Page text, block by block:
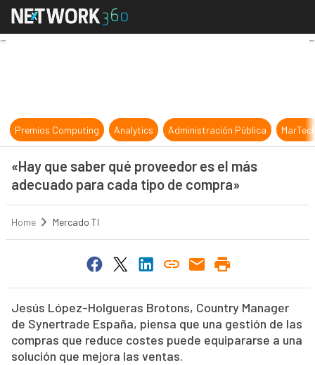
«Hay que saber qué proveedor es
Premios Computing Analytics Administración Pública
«Hay que saber qué proveedor es el más
adecuado para cada tipo de compra»
Home Mercado TI
Jesús López-Holgueras Brotons, Country Manager
de Synertrade España, piensa que una gestión de las
compras que reduce costes puede equipararse a una
solución que mejora las ventas.